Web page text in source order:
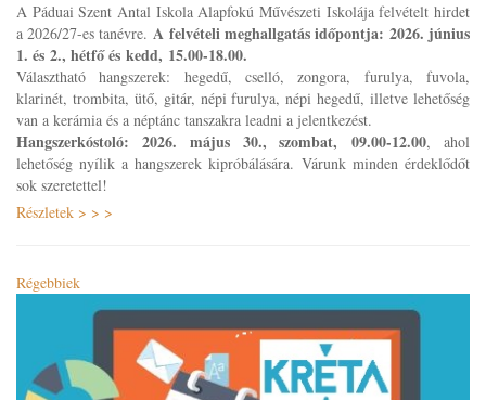
A Páduai Szent Antal Iskola Alapfokú Művészeti Iskolája felvételt hirdet
a 2026/27-es tanévre.A felvételi meghallgatás időpontja: 2026. június
1. és 2., hétfő és kedd, 15.00-18.00.
Választható hangszerek: hegedű, cselló, zongora, furulya, fuvola,
klarinét, trombita, ütő, gitár, népi furulya, népi hegedű, illetve lehetőség
van a kerámia és a néptánc tanszakra leadni a jelentkezést.
Hangszerkóstoló: 2026. május 30., szombat, 09.00-12.00, ahol
lehetőség nyílik a hangszerek kipróbálására. Várunk minden érdeklődőt
sok szeretettel!
Részletek > > >
Régebbiek